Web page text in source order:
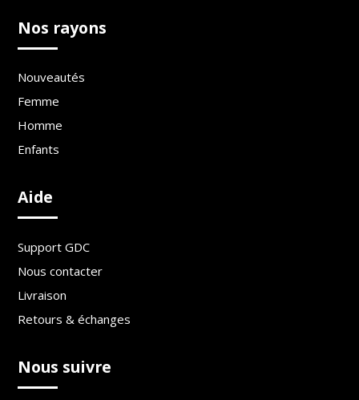
Nos rayons
Nouveautés
Femme
Homme
Enfants
Aide
Support GDC
Nous contacter
Livraison
Retours & échanges
Nous suivre